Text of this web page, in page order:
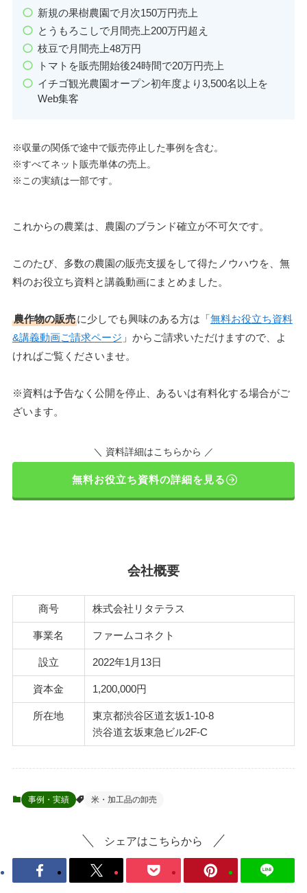
新規の果樹農園で月次150万円売上
とうもろこしで月間売上200万円超え
枝豆で月間売上48万円
トマトを販売開始後24時間で20万円売上
イチゴ観光農園オープン初年度より3,500名以上を
Web集客
※収量の関係で途中で販売停止した事例を含む。
※すべてネット販売単体の売上。
※この実績は一部です。
これからの農業は、農園のブランド確立が不可欠です。
このたび、多数の農園の販売支援をして得たノウハウを、無
料のお役立ち資料と講義動画にまとめました。
農作物の販売に少しでも興味のある方は「無料お役立ち資料
&講義動画ご請求ページ 」からご請求いただけますので、よ
ければご覧くださいませ。
※資料は予告なく公開を停止、あるいは有料化する場合がご
ざいます。
＼ 資料詳細はこちらから ／
無料お役立ち資料の詳細を見る
会社概要
商号 株式会社リタテラス
事業名 ファームコネクト
設立 2022年1月13日
資本金 1,200,000円
所在地
東京都渋谷区道玄坂1-10-8
渋谷道玄坂東急ビル2F-C
事例・実績 米・加工品の卸売
シェアはこちらから